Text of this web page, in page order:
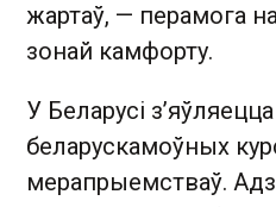
жартаў, — перамога
зонай камфорту.
У Беларусі
беларускамоўных
мерапрыемстваў.